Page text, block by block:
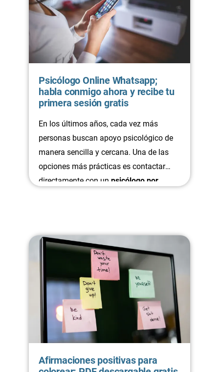
Psicólogo Online Whatsapp;
habla conmigo ahora y recibe tu
primera sesión gratis
En los últimos años, cada vez más
personas buscan apoyo psicológico de
manera sencilla y cercana. Una de las
opciones más prácticas es contactar
directamente con un psicólogo por
en minutos y concertar una sesión de
terapia online con rapidez.
Afirmaciones positivas para